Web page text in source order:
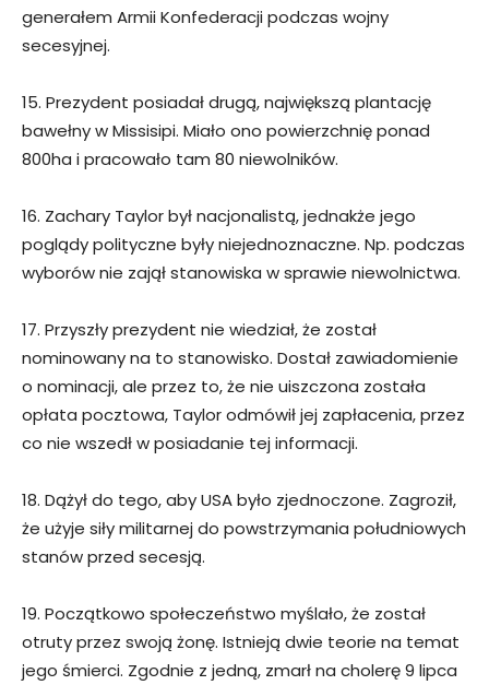
generałem Armii Konfederacji podczas wojny
secesyjnej.
15. Prezydent posiadał drugą, największą plantację
bawełny w Missisipi. Miało ono powierzchnię ponad
800ha i pracowało tam 80 niewolników.
16. Zachary Taylor był nacjonalistą, jednakże jego
poglądy polityczne były niejednoznaczne. Np. podczas
wyborów nie zajął stanowiska w sprawie niewolnictwa.
17. Przyszły prezydent nie wiedział, że został
nominowany na to stanowisko. Dostał zawiadomienie
o nominacji, ale przez to, że nie uiszczona została
opłata pocztowa, Taylor odmówił jej zapłacenia, przez
co nie wszedł w posiadanie tej informacji.
18. Dążył do tego, aby USA było zjednoczone. Zagroził,
że użyje siły militarnej do powstrzymania południowych
stanów przed secesją.
19. Początkowo społeczeństwo myślało, że został
otruty przez swoją żonę. Istnieją dwie teorie na temat
jego śmierci. Zgodnie z jedną, zmarł na cholerę 9 lipca